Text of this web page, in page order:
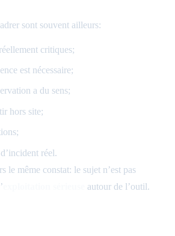
sont souvent ailleurs:
critiques;
est nécessaire;
a du sens;
hors site;
réel.
le même constat: le sujet n’est pas
autour de l’outil.